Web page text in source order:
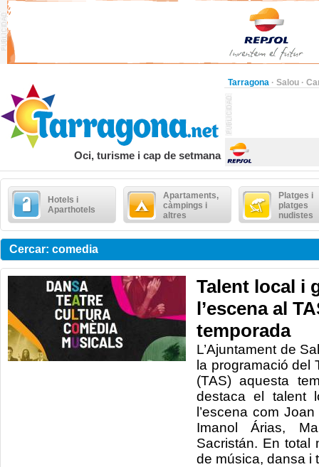
Tarragona · Salou ·
Oci, turisme i cap de setmana
Hotels i
Aparthotels
Apartaments,
càmpings i
altres
Platges i
platges
nudistes
Cercar: comedia
Talent local i
l’escena al
temporada
L’Ajuntament de
la programació del
(TAS) aquesta
destaca el talent
l’escena com
Imanol Árias,
Sacristán. En total
de música, dansa i